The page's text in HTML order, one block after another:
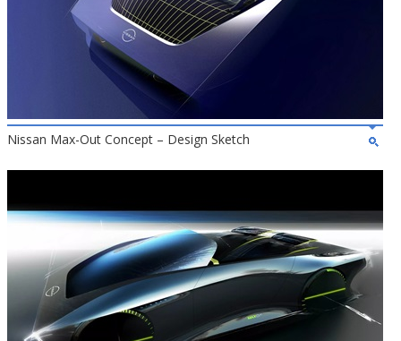
Nissan Max-Out Concept – Design Sketch